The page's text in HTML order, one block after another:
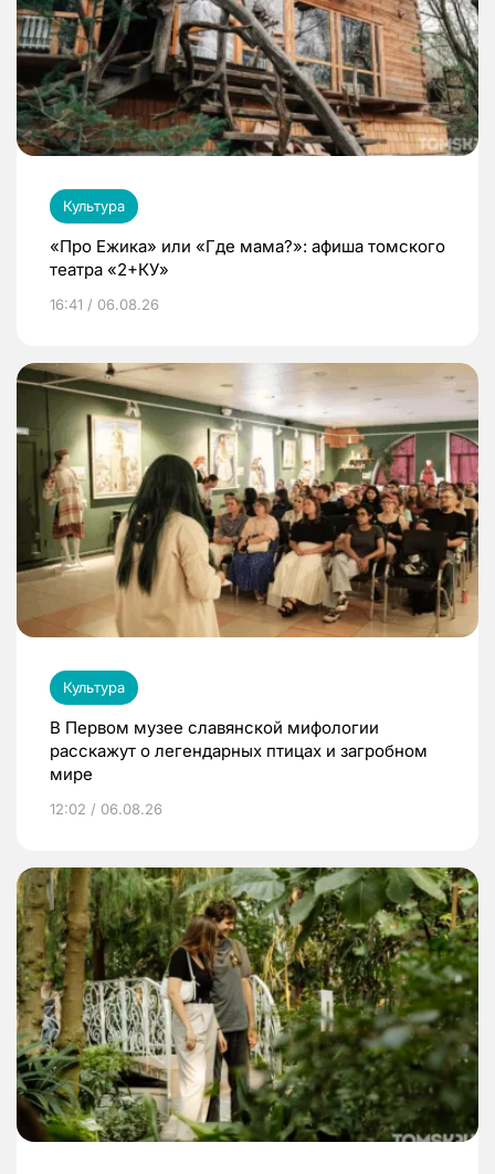
Культура
«Про Ежика» или «Где мама?»: афиша томского
театра «2+КУ»
16:41 / 06.08.26
Культура
В Первом музее славянской мифологии
расскажут о легендарных птицах и загробном
мире
12:02 / 06.08.26